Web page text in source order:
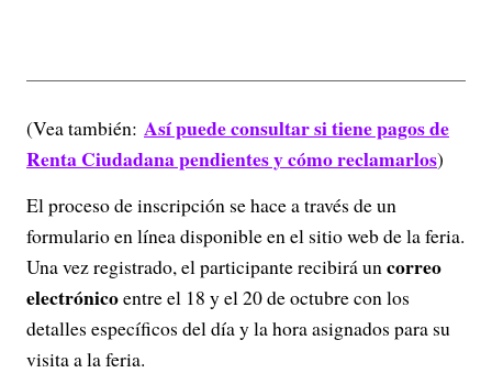
(Vea también: Así puede consultar si tiene pagos de
Renta Ciudadana pendientes y cómo reclamarlos)
El proceso de inscripción se hace a través de un
formulario en línea disponible en el sitio web de la feria.
Una vez registrado, el participante recibirá uncorreo
electrónicoentre el 18 y el 20 de octubre con los
detalles específicos del día y la hora asignados para su
visita a la feria.